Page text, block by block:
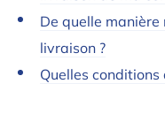
De quelle
livraison ?
Quelles